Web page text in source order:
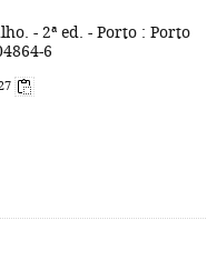
- 2ª ed. - Porto : Porto
6